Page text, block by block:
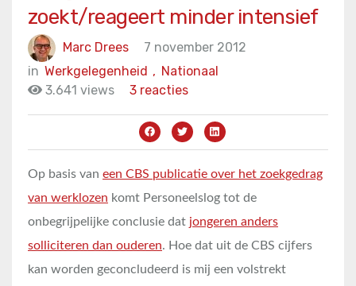
zoekt/reageert minder intensief
Marc Drees
7 november 2012
in
Nationaal
Werkgelegenheid ,
3.641 views
3 reacties
Op basis van een CBS publicatie over het zoekgedrag
van werklozen komt Personeelslog tot de
onbegrijpelijke conclusie dat jongeren anders
solliciteren dan ouderen. Hoe dat uit de CBS cijfers
kan worden geconcludeerd is mij een volstrekt